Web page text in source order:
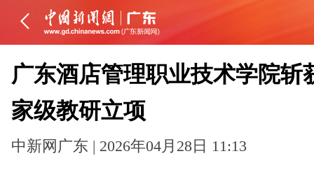
广东酒店管理职业技术学院斩
家级教研立项
中新网广东 | 2026年04月28日 11:13